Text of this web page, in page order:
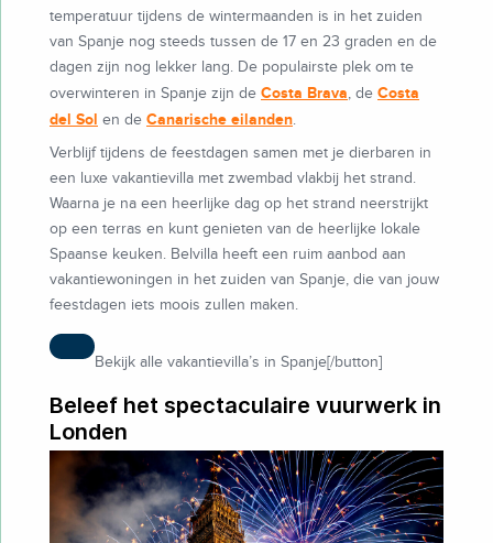
temperatuur tijdens de wintermaanden is in het zuiden
van Spanje nog steeds tussen de 17 en 23 graden en de
dagen zijn nog lekker lang. De populairste plek om te
overwinteren in Spanje zijn de Costa Brava, de Costa
del Sol en de Canarische eilanden.
Verblijf tijdens de feestdagen samen met je dierbaren in
een luxe vakantievilla met zwembad vlakbij het strand.
Waarna je na een heerlijke dag op het strand neerstrijkt
op een terras en kunt genieten van de heerlijke lokale
Spaanse keuken. Belvilla heeft een ruim aanbod aan
vakantiewoningen in het zuiden van Spanje, die van jouw
feestdagen iets moois zullen maken.
Bekijk alle vakantievilla’s in Spanje[/button]
Beleef het spectaculaire vuurwerk in
Londen